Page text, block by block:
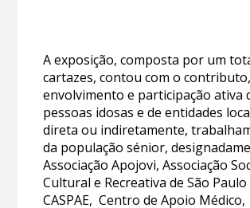
A exposição, composta por um
cartazes, contou com o contributo,
envolvimento e participação ativa
pessoas idosas e de entidades
direta ou indiretamente,
da população sénior,
Associação Apojovi, Associação
Cultural e Recreativa de São Paulo
CASPAE, Centro de Apoio Médico,